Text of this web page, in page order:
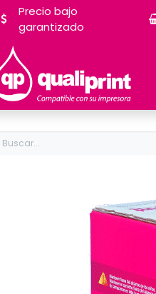
Precio bajo
garantizado